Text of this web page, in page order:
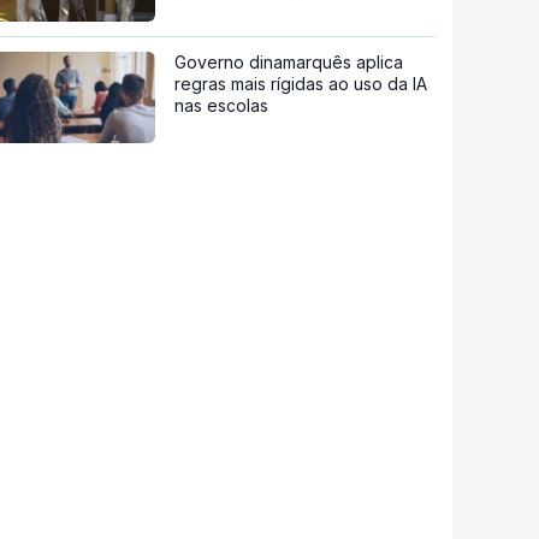
Governo dinamarquês aplica
regras mais rígidas ao uso da IA
nas escolas